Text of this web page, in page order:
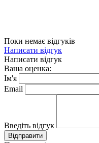
Поки немає відгуків
Написати відгук
Написати відгук
Ваша оценка:
Ім'я
Email
Введіть відгук
Відправити